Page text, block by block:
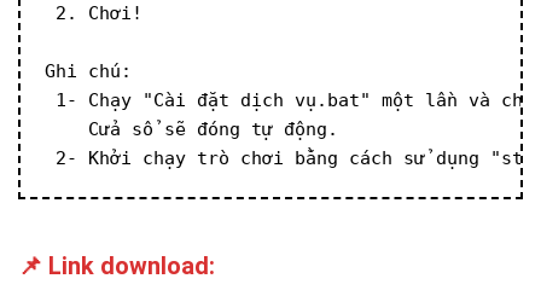
2. Chơi!
Ghi chú:
1- Chạy "Cài đặt dịch vụ.bat" một lần và
Cửa sổ sẽ đóng tự động.
2- Khởi chạy trò chơi bằng cách sử dụng
📌 Link download: